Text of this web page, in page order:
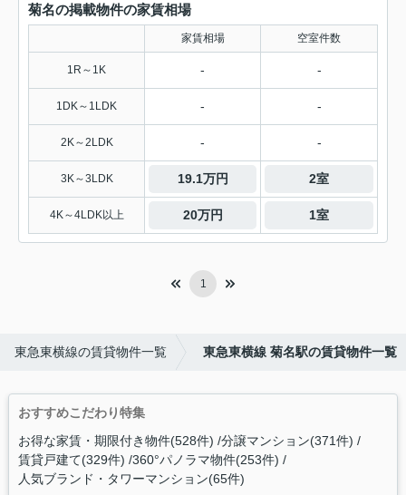
菊名の掲載物件の家賃相場
家賃相場 空室件数
1R～1K - -
1DK～1LDK - -
2K～2LDK - -
3K～3LDK 19.1万円 2室
4K～4LDK以上 20万円 1室
1
東急東横線の賃貸物件一覧 東急東横線 菊名駅の賃貸物件一覧
おすすめこだわり特集
お得な家賃・期限付き物件(528件) 分譲マンション(371件)
賃貸戸建て(329件) 360°パノラマ物件(253件)
人気ブランド・タワーマンション(65件)